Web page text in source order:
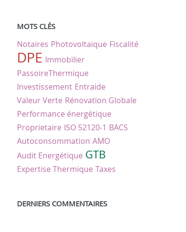
MOTS CLÉS
Notaires Photovoltaïque Fiscalité
DPE Immobilier
PassoireThermique
Investissement Entraide
Valeur Verte Rénovation Globale
Performance énergétique
Proprietaire ISO 52120-1 BACS
Autoconsommation AMO
Audit Energétique GTB
Expertise Thermique Taxes
DERNIERS COMMENTAIRES